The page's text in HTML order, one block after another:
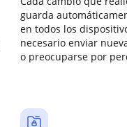
guarda
en todos los
necesario enviar
o preocuparse por